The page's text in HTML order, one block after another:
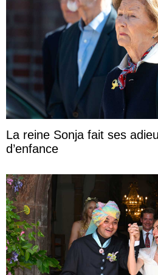
La reine Sonja fait ses
d’enfance